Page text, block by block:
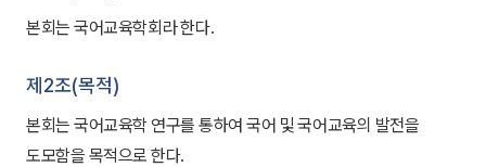
본회는 국어교육학회라 한다.
제2조(목적)
본회는 국어교육학 연구를 통하여 국어 및 국어교육의 발전을
도모함을 목적으로 한다.